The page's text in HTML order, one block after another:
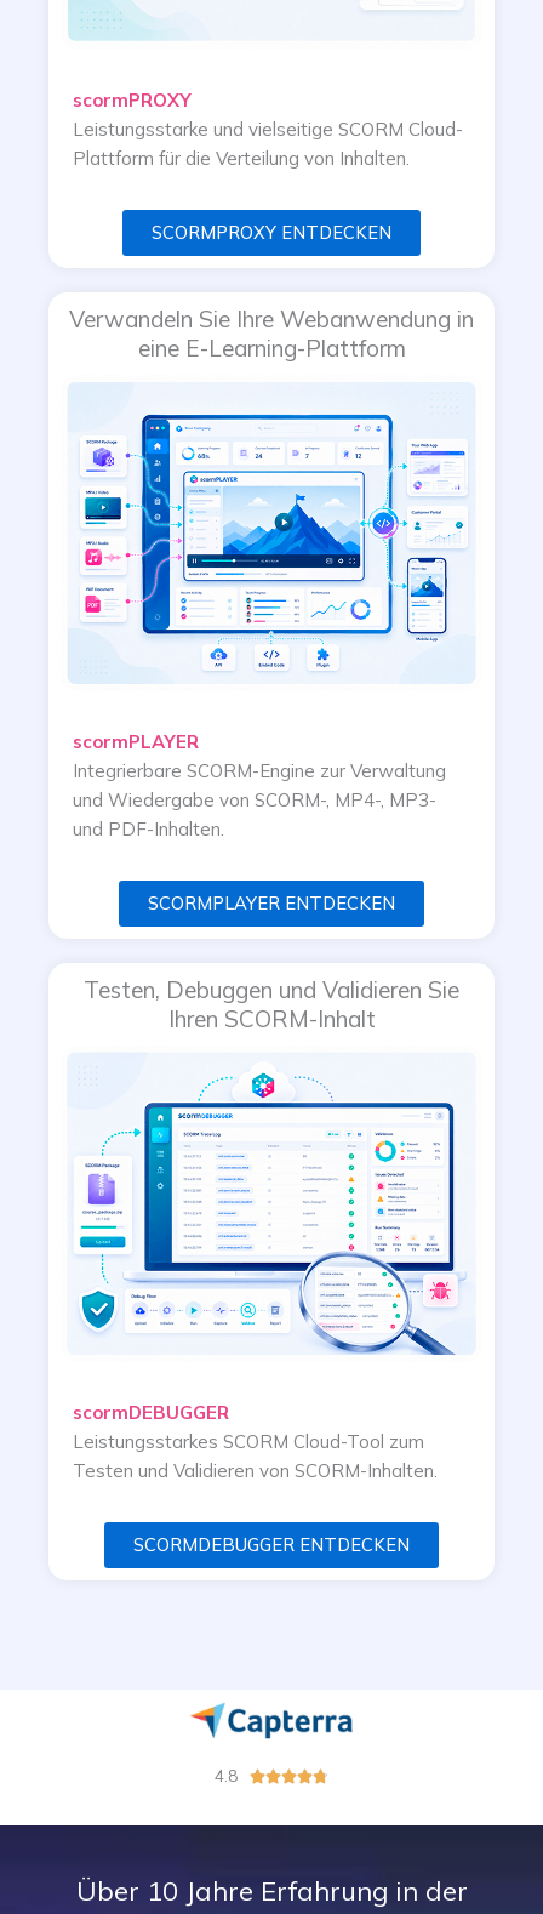
scormPROXY
Leistungsstarke und vielseitige SCORM Cloud-
Plattform für die Verteilung von Inhalten.
SCORMPROXY ENTDECKEN
Verwandeln Sie Ihre Webanwendung in
eine E-Learning-Plattform
scormPLAYER
Integrierbare SCORM-Engine zur Verwaltung
und Wiedergabe von SCORM-, MP4-, MP3-
und PDF-Inhalten.
SCORMPLAYER ENTDECKEN
Testen, Debuggen und Validieren Sie
Ihren SCORM-Inhalt​
scormDEBUGGER
Leistungsstarkes SCORM Cloud-Tool zum
Testen und Validieren von SCORM-Inhalten.
SCORMDEBUGGER ENTDECKEN
4.8 
w
t
Über 10 Jahre Erfahrung in der